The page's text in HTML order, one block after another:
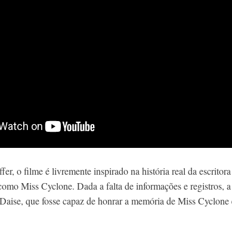
o filme é livremente inspirado na história real da
MissCyclone. Dada a falta de informações e registros,
que fosse capaz de honrar a memória de Miss